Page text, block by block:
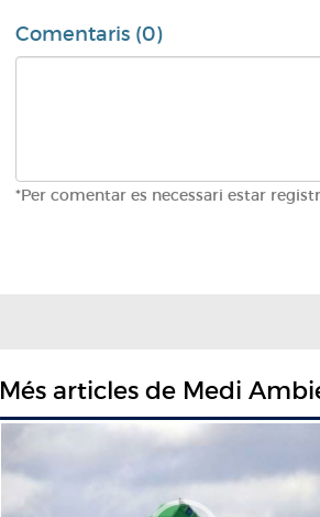
Comentaris (0)
*Per comentar es necessari estar
Més articles de Medi